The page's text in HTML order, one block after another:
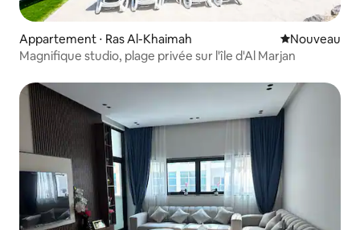
Appartement ⋅ Ras Al-Khaimah Nouvel
Nouveau
Magnifique studio, plage privée sur l'île d'Al Marjan